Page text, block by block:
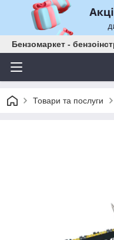
Бензомаркет -
Товари та послуги